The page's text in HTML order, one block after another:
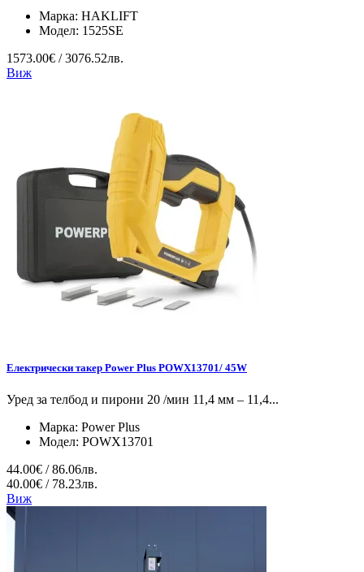
Марка: HAKLIFT
Модел: 1525SE
1573.00€ / 3076.52лв.
Виж
Електрически такер Power Plus POWX13701/ 45W
Уред за телбод и пирони 20 /мин 11,4 мм – 11,4...
Марка: Power Plus
Модел: POWX13701
44.00€ / 86.06лв.
40.00€ / 78.23лв.
Виж